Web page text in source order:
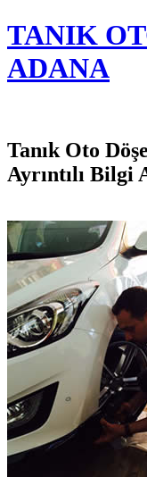
TANIK
ADANA
Tanık Oto
Ayrıntılı Bilgi